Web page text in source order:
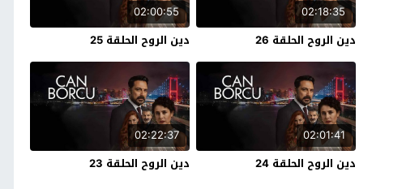
02:18:35
دين الروح الحلقة 26
02:00:55
دين الروح الحلقة 25
02:01:41
دين الروح الحلقة 24
02:22:37
دين الروح الحلقة 23